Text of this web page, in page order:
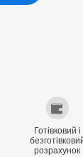
Готівковий і
розрахунок